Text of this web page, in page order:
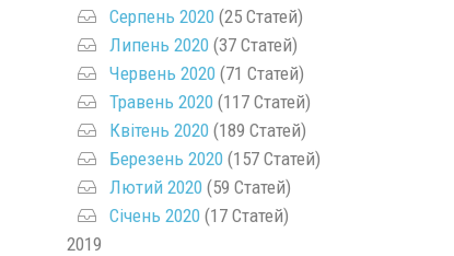
Серпень 2020(25 Статей)
Липень 2020(37 Статей)
Червень 2020(71 Статей)
Травень 2020(117 Статей)
Квітень 2020(189 Статей)
Березень 2020(157 Статей)
Лютий 2020(59 Статей)
Січень 2020(17 Статей)
2019